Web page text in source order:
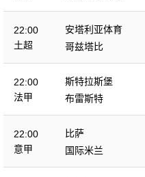
22:00
土超
安塔利亚体育
哥兹塔比
22:00
法甲
斯特拉斯堡
布雷斯特
22:00
意甲
比萨
国际米兰